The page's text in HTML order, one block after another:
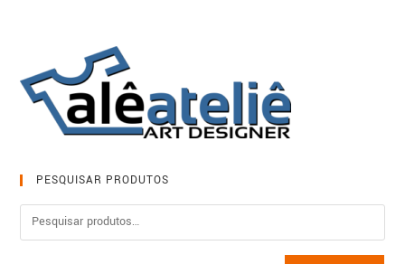
PESQUISAR PRODUTOS